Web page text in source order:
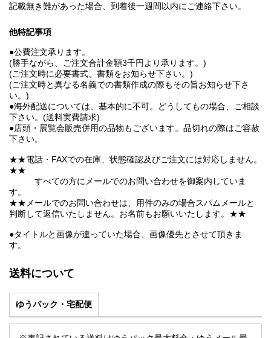
記載無き難があった場合、到着後一週間以内にご連絡下さい。
他特記事項
●公費注文承ります。
(勝手ながら、ご注文合計金額3千円より承ります。)
(ご注文時に必要書式、書類をお知らせ下さい。)
(ご注文時と異なる名義での書類作成の際もその旨お知らせ下さ
い。)
●海外配送については、基本的に不可。どうしてもの場合、ご相談
下さい。(送料実費請求)
●店頭・展覧会販売併用の品物もございます。品切れの際はご容赦
下さい。
★★電話・FAXでの在庫、状態確認及びご注文には対応しません。
★★
すべての方にメールでのお問い合わせを御案内していま
す。
★★メールでのお問い合わせは、用件のみの場合スパムメールと
判断して返信いたしません。お名前もお願いいたします。★★
●タイトルと画像が違っていた場合、画像優先とさせて頂きま
す。
送料について
ゆうパック・宅配便